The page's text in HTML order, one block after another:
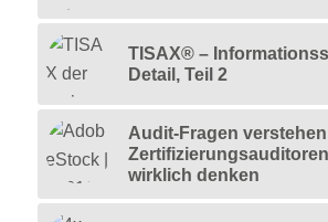
TISAX® –
Detail, Teil 2
Audit-Fragen
wirklich denken